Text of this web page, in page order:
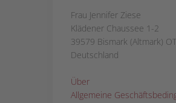
Frau Jennifer Ziese
Klädener Chaussee 1-2
39579 Bismark (Altmark)
Deutschland
Über
Allgemeine